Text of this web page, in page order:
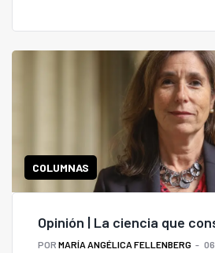
COLUMNAS
Opinión | La ciencia que
POR MARÍA ANGÉLICA FELLENBERG